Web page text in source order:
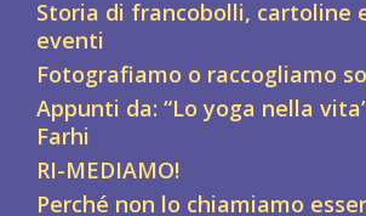
Storia di francobolli, cartoline
eventi
Fotografiamo o raccogliamo
Appunti da: “Lo yoga nella
Farhi
RI-MEDIAMO!
Perché non lo chiamiamo